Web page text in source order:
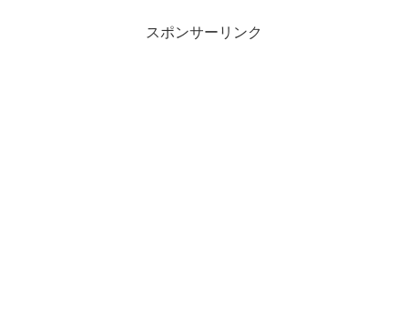
スポンサーリンク